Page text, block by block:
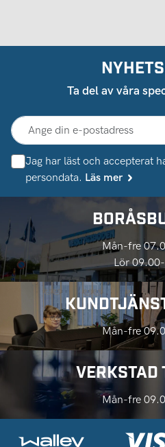
Ta del av våra
Jag har läst och accepterat
persondata. Läs mer
Mån-fre
Lör
Mån-fre
VERKSTAD
Mån-fre